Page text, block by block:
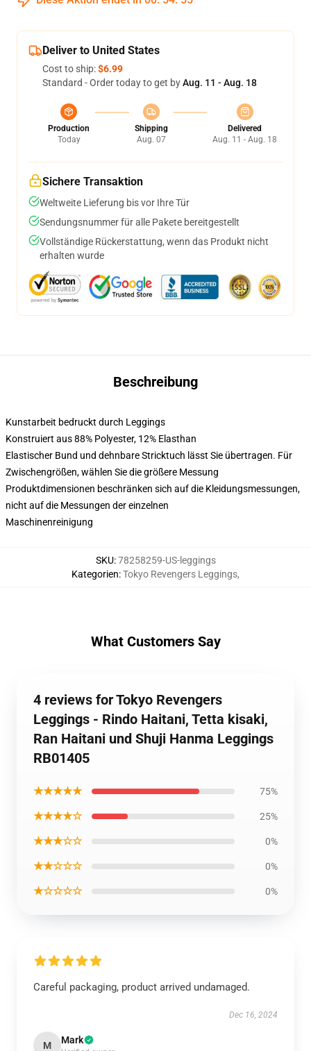
Deliver to United States
Cost to ship:$6.99
Standard - Order today to get byAug. 11 - Aug. 18
Production
Today
Shipping
Aug. 07
Delivered
Aug. 11 - Aug. 18
Sichere Transaktion
Weltweite Lieferung bis vor Ihre Tür
Sendungsnummer für alle Pakete bereitgestellt
Vollständige Rückerstattung, wenn das Produkt nicht
erhalten wurde
Beschreibung
Kunstarbeit bedruckt durch Leggings
Konstruiert aus 88% Polyester, 12% Elasthan
Elastischer Bund und dehnbare Stricktuch lässt Sie übertragen. Für
Zwischengrößen, wählen Sie die größere Messung
Produktdimensionen beschränken sich auf die Kleidungsmessungen,
nicht auf die Messungen der einzelnen
Maschinenreinigung
SKU:78258259-US-leggings
Kategorien:Tokyo Revengers Leggings,
What Customers Say
4 reviews for Tokyo Revengers
Leggings - Rindo Haitani, Tetta kisaki,
Ran Haitani und Shuji Hanma Leggings
RB01405
★★★★★ 75%
★★★★☆ 25%
★★★☆☆ 0%
★★☆☆☆ 0%
★☆☆☆☆ 0%
Careful packaging, product arrived undamaged.
Dec 16, 2024
M Mark